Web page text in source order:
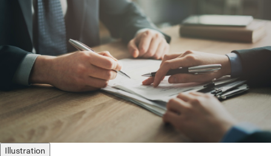
Illustration